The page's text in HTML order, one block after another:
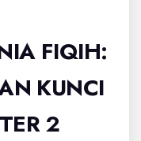
FIQIH:
KUNCI
2